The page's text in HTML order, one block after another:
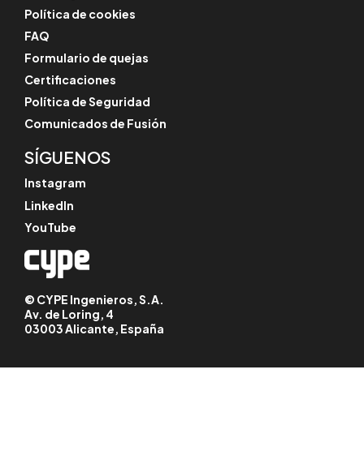
Política de cookies
FAQ
Formulario de quejas
Certificaciones
Política de Seguridad
Comunicados de Fusión
SÍGUENOS
Instagram
LinkedIn
YouTube
© CYPE Ingenieros, S.A.
Av. de Loring, 4
03003 Alicante, España